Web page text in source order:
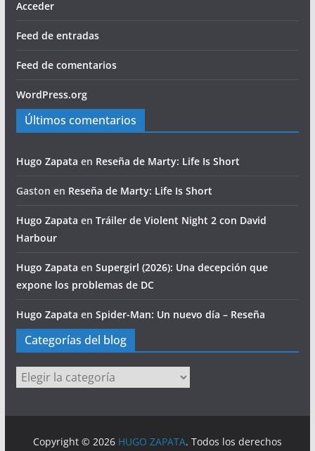
Acceder
Feed de entradas
Feed de comentarios
WordPress.org
Últimos comentarios
Hugo Zapata en Reseña de Marty: Life Is Short
Gaston en Reseña de Marty: Life Is Short
Hugo Zapata en Tráiler de Violent Night 2 con David
Harbour
Hugo Zapata en Supergirl (2026): Una decepción que
expone los problemas de DC
Hugo Zapata en Spider-Man: Un nuevo día – Reseña
Categorías del blog
Categorías
del
Copyright © 2026 HUGO ZAPATA. Todos los derechos